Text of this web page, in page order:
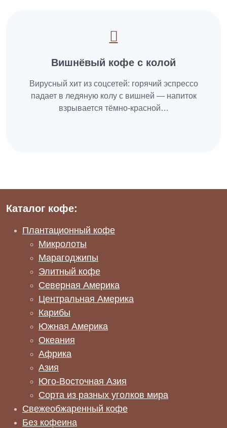
Вишнёвый кофе с колой
Вирусный хит из соцсетей: горячий эспрессо
падает в ледяную колу с вишней — напиток
взрывается тёмно-красной…
Каталог кофе:
Плантационный кофе
Микролоты
Марагоджипы
Элитный кофе
Северная Америка
Центральная Америка
Карибы
Южная Америка
Океания
Африка
Азия
Юго-Восточная Азия
Сорта из разных уголков мира
Свежеобжаренный кофе
Без кофеина